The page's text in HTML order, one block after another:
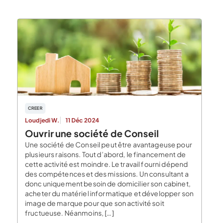
CREER
Loudjedi W. 11 Déc 2024
Ouvrir une société de Conseil
Une société de Conseil peut être avantageuse pour
plusieurs raisons. Tout d’abord, le financement de
cette activité est moindre. Le travail fourni dépend
des compétences et des missions. Un consultant a
donc uniquement besoin de domicilier son cabinet,
acheter du matériel informatique et développer son
image de marque pour que son activité soit
fructueuse. Néanmoins, […]